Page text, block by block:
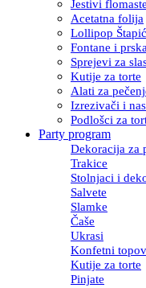
Jestivi
Acetatna folija
Lollipop
Fontane i
Sprejevi za
Kutije za torte
Alati za
Izrezivači i
Podlošci za
Party program
Dekoracija za
Trakice
Stolnjaci i
Salvete
Slamke
Čaše
Ukrasi
Konfetni
Kutije za torte
Pinjate